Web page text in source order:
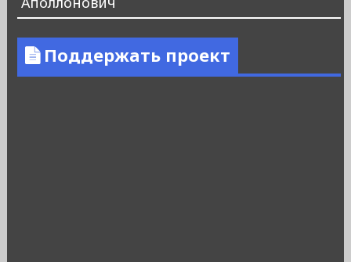
Поддержать проект